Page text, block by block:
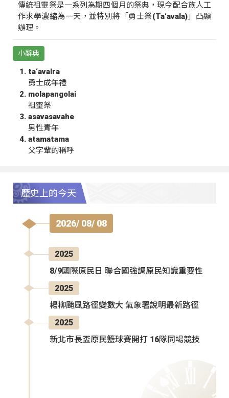
傳統祖靈祭是一系列為期四個月的祭典，現今配合族人工
作求學濃縮為一天，並特別將「勇士祭(Ta‘avala)」凸顯
辦理。
小辭典
ta‘avalra
勇士成年禮
molapangolai
祖靈祭
asavasavahe
男性青年
atamatama
父字輩的稱呼
歷史上的今天
2026/ 08/ 08
2025
8/9國際原民日 聯合國強調原民知識重要性
2025
楊柳颱風路徑變數大 氣象署說明最新路徑
2025
新北市長盃原民籃球賽開打 16隊同場競技